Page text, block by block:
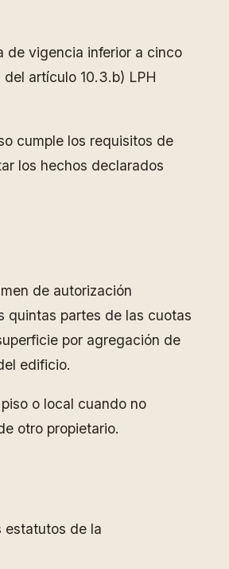
de vigencia inferior a cinco
artículo 10.3.b) LPH
cumple los requisitos de
los hechos declarados
de autorización
quintas partes de las cuotas
por agregación de
edificio.
o local cuando no
otro propietario.
estatutos de la